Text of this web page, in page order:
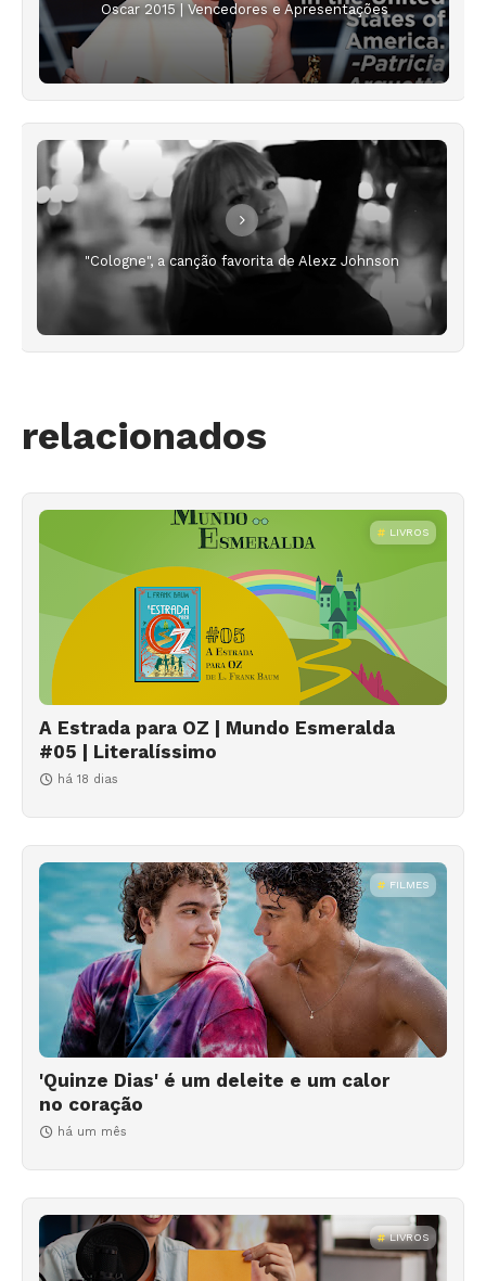
Oscar 2015 | Vencedores e Apresentações
"Cologne", a canção favorita de Alexz Johnson
relacionados
LIVROS
A Estrada para OZ | Mundo Esmeralda
#05 | Literalíssimo
há 18 dias
FILMES
'Quinze Dias' é um deleite e um calor
no coração
há um mês
LIVROS